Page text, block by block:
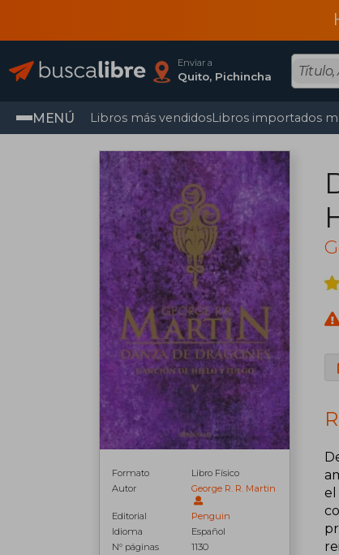
Enviar a
Quito, Pichincha
MENÚ Libros más vendidosLibros importados
Formato
Libro Físico
Autor
George R. R. Martin
Editorial
Penguin
Idioma
Español
N° páginas
1130
el